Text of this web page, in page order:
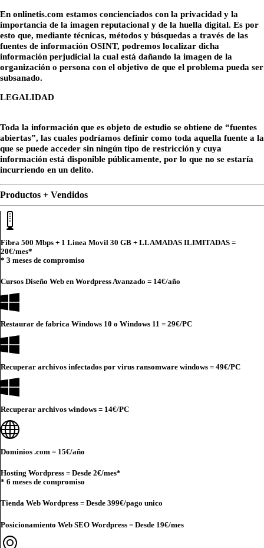
En onlinetis.com estamos concienciados con la privacidad y la
importancia de la imagen reputacional y de la huella digital. Es por
esto que, mediante técnicas, métodos y búsquedas a través de las
fuentes de información OSINT, podremos localizar dicha
información perjudicial la cual está dañando la imagen de la
organización o persona con el objetivo de que el problema pueda ser
subsanado.
LEGALIDAD
Toda la información que es objeto de estudio se obtiene de “fuentes
abiertas”, las cuales podríamos definir como toda aquella fuente a la
que se puede acceder sin ningún tipo de restricción y cuya
información está disponible públicamente, por lo que no se estaría
incurriendo en un delito.
Productos + Vendidos
Fibra 500 Mbps + 1 Linea Movil 30 GB + LLAMADAS ILIMITADAS =
20€/mes*
* 3 meses de compromiso
Cursos Diseño Web en Wordpress Avanzado = 14€/año
Restaurar de fabrica Windows 10 o Windows 11 = 29€/PC
Recuperar archivos infectados por virus ransomware windows = 49€/PC
Recuperar archivos windows = 14€/PC
Dominios .com = 15€/año
Hosting Wordpress = Desde 2€/mes*
* 6 meses de compromiso
Tienda Web Wordpress = Desde 399€/pago unico
Posicionamiento Web SEO Wordpress = Desde 19€/mes